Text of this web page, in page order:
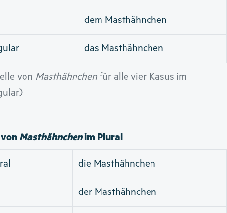
von Masthähnchenfür alle vier Kasus im
dem Masthähnchen
das Masthähnchen
Masthähnchenim Plural
die Masthähnchen
der Masthähnchen